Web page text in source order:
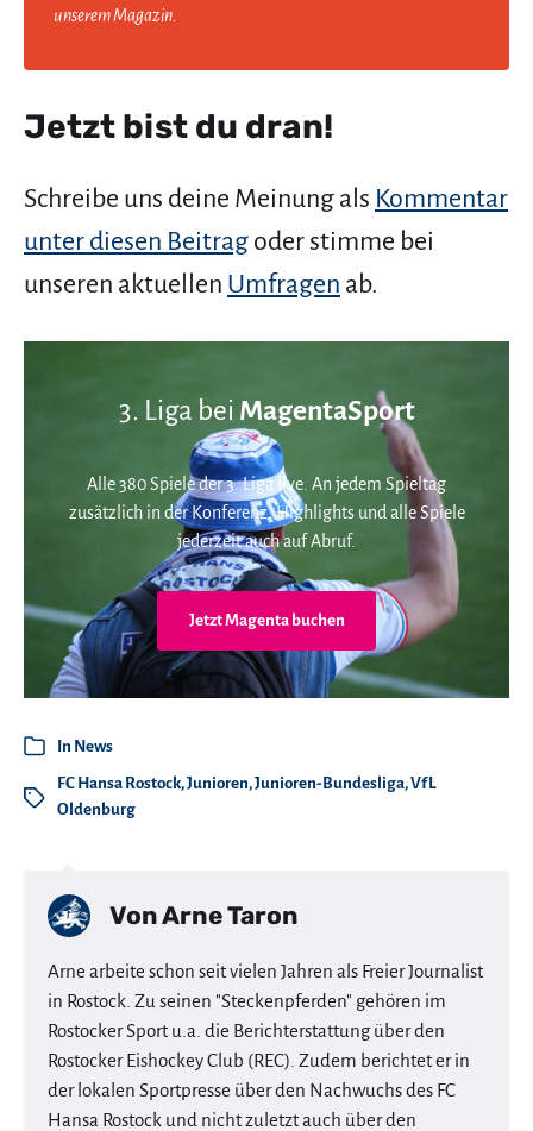
unserem Magazin.
Jetzt bist du dran!
Schreibe uns deine Meinung als Kommentar
unter diesen Beitrag oder stimme bei
unseren aktuellen Umfragen ab.
3. Liga bei MagentaSport
Alle 380 Spiele der 3. Liga live. An jedem Spieltag
zusätzlich in der Konferenz. Highlights und alle Spiele
jederzeit auch auf Abruf.
Jetzt Magenta buchen
In News
FC Hansa Rostock,Junioren,Junioren-Bundesliga,VfL
Oldenburg
VonArne Taron
Arne arbeite schon seit vielen Jahren als Freier Journalist
in Rostock. Zu seinen "Steckenpferden" gehören im
Rostocker Sport u.a. die Berichterstattung über den
Rostocker Eishockey Club (REC). Zudem berichtet er in
der lokalen Sportpresse über den Nachwuchs des FC
Hansa Rostock und nicht zuletzt auch über den